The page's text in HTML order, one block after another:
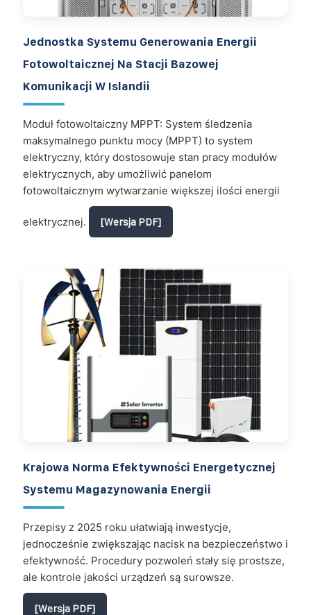
Jednostka Systemu Generowania Energii
Fotowoltaicznej Na Stacji Bazowej
Komunikacji W Islandii
Moduł fotowoltaiczny MPPT: System śledzenia
maksymalnego punktu mocy (MPPT) to system
elektryczny, który dostosowuje stan pracy modułów
elektrycznych, aby umożliwić panelom
fotowoltaicznym wytwarzanie większej ilości energii
elektrycznej. [Wersja PDF]
Krajowa Norma Efektywności Energetycznej
Systemu Magazynowania Energii
Przepisy z 2025 roku ułatwiają inwestycje,
jednocześnie zwiększając nacisk na bezpieczeństwo i
efektywność. Procedury pozwoleń stały się prostsze,
ale kontrole jakości urządzeń są surowsze.
[Wersja PDF]